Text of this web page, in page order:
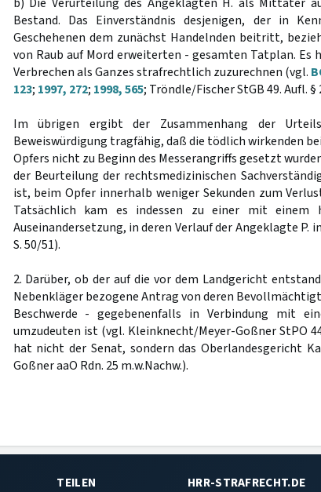
Bestand. Das Einverständnis desjenigen, der in
Geschehenen dem zunächst Handelnden beitritt,
von Raub auf Mord erweiterten - gesamten Tatplan. Es
Verbrechen als Ganzes strafrechtlich zuzurechnen (vgl.
123; 1997, 272; 1998, 565; Tröndle/Fischer StGB 49. Aufl. §
Im übrigen ergibt der Zusammenhang der
Beweiswürdigung tragfähig, daß die tödlich wirkenden
Opfers nicht zu Beginn des Messerangriffs gesetzt
der Beurteilung der rechtsmedizinischen
ist, beim Opfer innerhalb weniger Sekunden zum
Tatsächlich kam es indessen zu einer mit einem
Auseinandersetzung, in deren Verlauf der Angeklagte P.
S. 50/51).
2. Darüber, ob der auf die vor dem Landgericht
Nebenkläger bezogene Antrag von deren
Beschwerde - gegebenenfalls in Verbindung mit
umzudeuten ist (vgl. Kleinknecht/Meyer-Goßner StPO
hat nicht der Senat, sondern das Oberlandesgericht
Goßner aaO Rdn. 25 m.w.Nachw.).
TEILEN HRR-STRAFRECHT.DE